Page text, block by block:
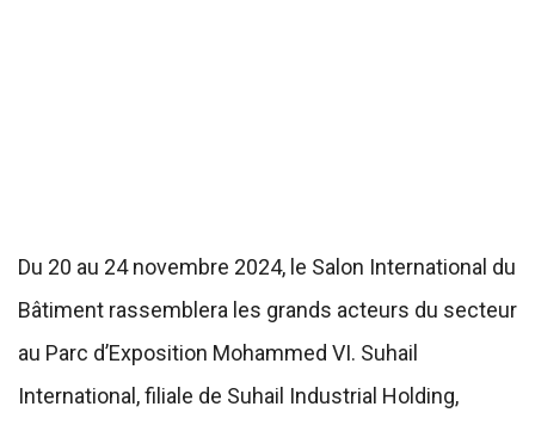
Du 20 au 24 novembre 2024, le Salon International du
Bâtiment rassemblera les grands acteurs du secteur
au Parc d’Exposition Mohammed VI. Suhail
International, filiale de Suhail Industrial Holding,